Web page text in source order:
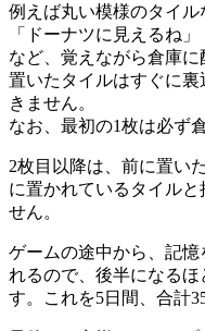
例えば丸い模様のタイル
「ドーナツに見えるね」
など、覚えながら倉庫に
置いたタイルはすぐに
きません。
なお、最初の1枚は必ず
2枚目以降は、前に置い
に置かれているタイル
せん。
ゲームの途中から、記
れるので、後半になる
す。これを5日間、合計